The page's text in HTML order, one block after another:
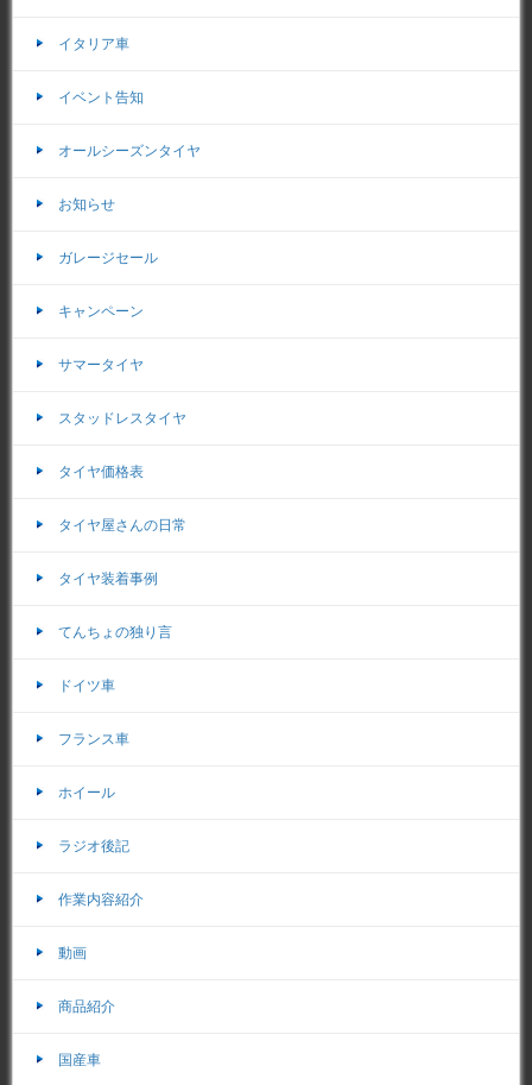
イタリア車
イベント告知
オールシーズンタイヤ
お知らせ
ガレージセール
キャンペーン
サマータイヤ
スタッドレスタイヤ
タイヤ価格表
タイヤ屋さんの日常
タイヤ装着事例
てんちょの独り言
ドイツ車
フランス車
ホイール
ラジオ後記
作業内容紹介
動画
商品紹介
国産車